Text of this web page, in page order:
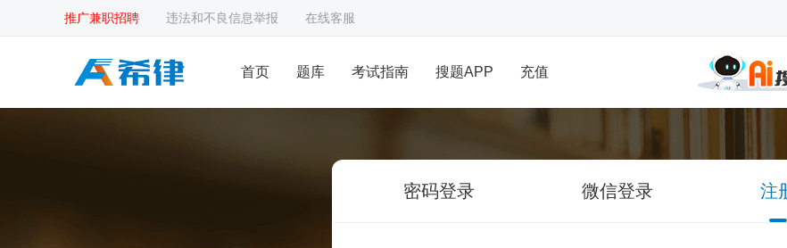
推广兼职招聘 违法和不良信息举报 在线客服
首页 题库 考试指南 搜题APP 充值
密码登录 微信登录 注